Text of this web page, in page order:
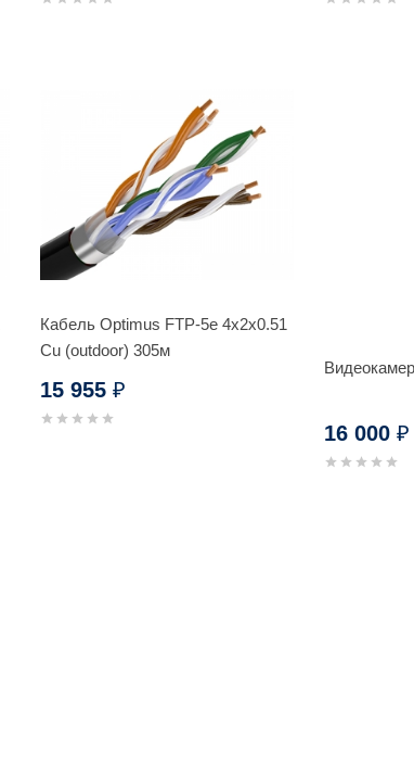
Кабель Optimus FTP-5e 4x2x0.51
Cu (outdoor) 305м
15 955 ₽
16 000₽